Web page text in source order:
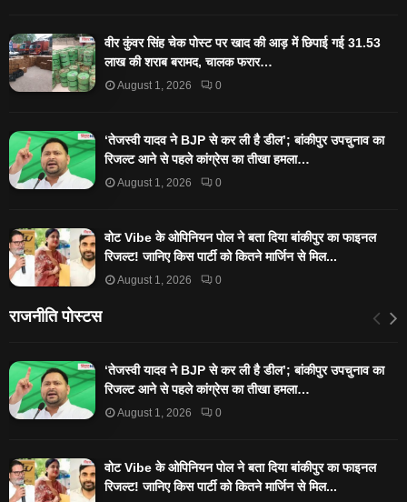
वीर कुंवर सिंह चेक पोस्ट पर खाद की आड़ में छिपाई गई 31.53
लाख की शराब बरामद, चालक फरार…
August 1, 2026 0
‘तेजस्‍वी यादव ने BJP से कर ली है डील’; बांकीपुर उपचुनाव का
रिजल्‍ट आने से पहले कांग्रेस का तीखा हमला…
August 1, 2026 0
वोट Vibe के ओपिनियन पोल ने बता दिया बांकीपुर का फाइनल
रिजल्ट! जानिए किस पार्टी को कितने मार्जिन से मिल...
August 1, 2026 0
राजनीति पोस्टस
‘तेजस्‍वी यादव ने BJP से कर ली है डील’; बांकीपुर उपचुनाव का
रिजल्‍ट आने से पहले कांग्रेस का तीखा हमला…
August 1, 2026 0
वोट Vibe के ओपिनियन पोल ने बता दिया बांकीपुर का फाइनल
रिजल्ट! जानिए किस पार्टी को कितने मार्जिन से मिल...